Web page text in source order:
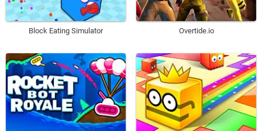
Block Eating Simulator Overtide.io